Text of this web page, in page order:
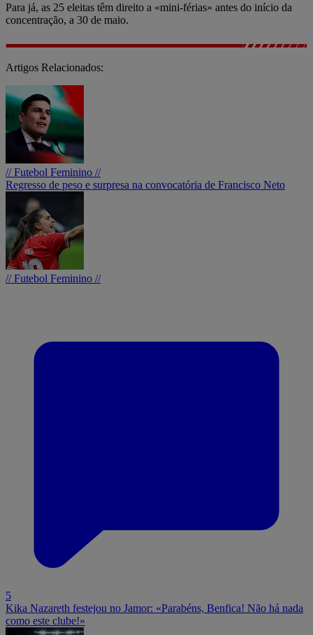
Para já, as 25 eleitas têm direito a «mini-férias» antes do início da
concentração, a 30 de maio.
Artigos Relacionados:
// Futebol Feminino //
Regresso de peso e surpresa na convocatória de Francisco Neto
// Futebol Feminino //
5
Kika Nazareth festejou no Jamor: «Parabéns, Benfica! Não há nada
como este clube!»